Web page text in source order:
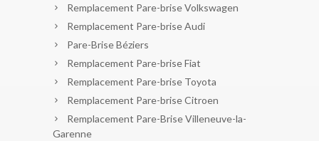
Remplacement Pare-brise Volkswagen
Remplacement Pare-brise Audi
Pare-Brise Béziers
Remplacement Pare-brise Fiat
Remplacement Pare-brise Toyota
Remplacement Pare-brise Citroen
Remplacement Pare-Brise Villeneuve-la-
Garenne